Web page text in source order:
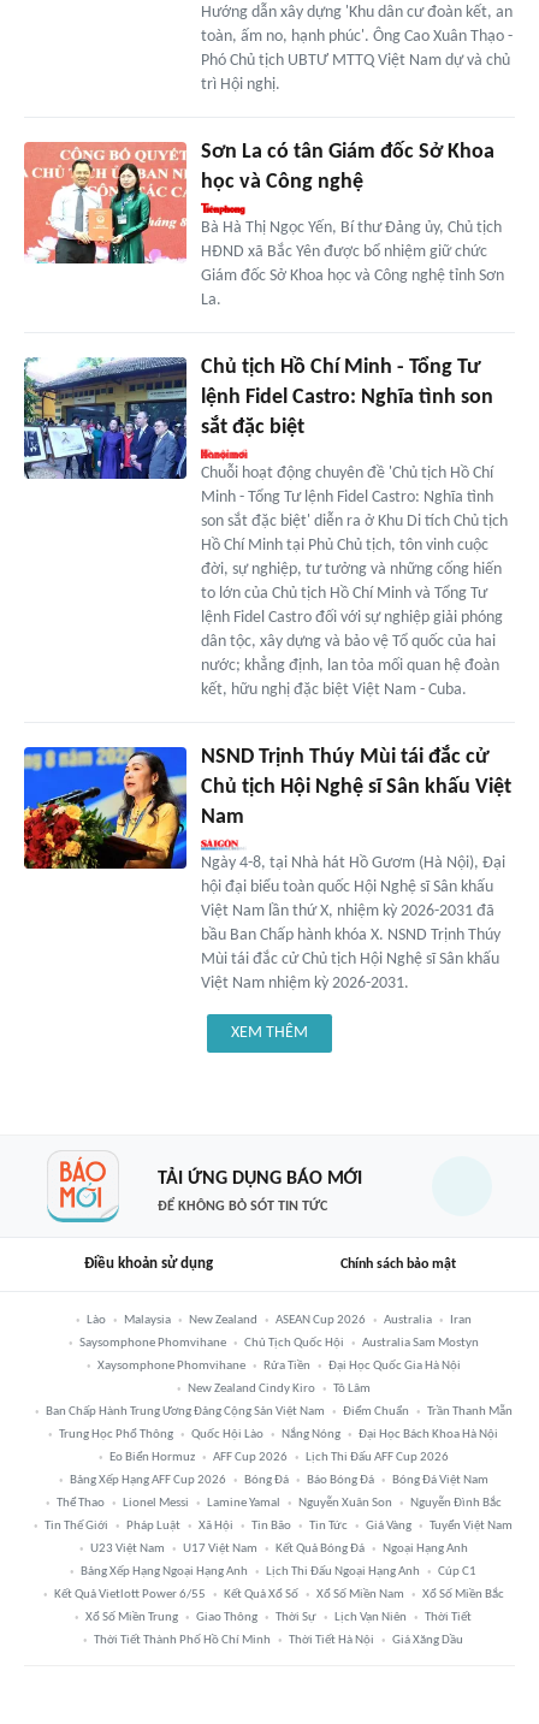
Hướng dẫn xây dựng 'Khu dân cư đoàn kết, an
toàn, ấm no, hạnh phúc'. Ông Cao Xuân Thạo -
Phó Chủ tịch UBTƯ MTTQ Việt Nam dự và chủ
trì Hội nghị.
Sơn La có tân Giám đốc Sở Khoa
học và Công nghệ
Bà Hà Thị Ngọc Yến, Bí thư Đảng ủy, Chủ tịch
HĐND xã Bắc Yên được bổ nhiệm giữ chức
Giám đốc Sở Khoa học và Công nghệ tỉnh Sơn
La.
Chủ tịch Hồ Chí Minh - Tổng Tư
lệnh Fidel Castro: Nghĩa tình son
sắt đặc biệt
Chuỗi hoạt động chuyên đề 'Chủ tịch Hồ Chí
Minh - Tổng Tư lệnh Fidel Castro: Nghĩa tình
son sắt đặc biệt' diễn ra ở Khu Di tích Chủ tịch
Hồ Chí Minh tại Phủ Chủ tịch, tôn vinh cuộc
đời, sự nghiệp, tư tưởng và những cống hiến
to lớn của Chủ tịch Hồ Chí Minh và Tổng Tư
lệnh Fidel Castro đối với sự nghiệp giải phóng
dân tộc, xây dựng và bảo vệ Tổ quốc của hai
nước; khẳng định, lan tỏa mối quan hệ đoàn
kết, hữu nghị đặc biệt Việt Nam - Cuba.
NSND Trịnh Thúy Mùi tái đắc cử
Chủ tịch Hội Nghệ sĩ Sân khấu Việt
Nam
Ngày 4-8, tại Nhà hát Hồ Gươm (Hà Nội), Đại
hội đại biểu toàn quốc Hội Nghệ sĩ Sân khấu
Việt Nam lần thứ X, nhiệm kỳ 2026-2031 đã
bầu Ban Chấp hành khóa X. NSND Trịnh Thúy
Mùi tái đắc cử Chủ tịch Hội Nghệ sĩ Sân khấu
Việt Nam nhiệm kỳ 2026-2031.
XEM THÊM
TẢI ỨNG DỤNG BÁO MỚI
ĐỂ KHÔNG BỎ SÓT TIN TỨC
Điều khoản sử dụng Chính sách bảo mật
Lào Malaysia New Zealand ASEAN Cup 2026 Australia
Iran
Saysomphone Phomvihane
Chủ Tịch Quốc Hội
Australia Sam Mostyn
Xaysomphone Phomvihane
Rửa Tiền
Đại Học Quốc Gia Hà Nội
New Zealand Cindy Kiro
Tô Lâm
Ban Chấp Hành Trung Ương Đảng Cộng Sản Việt Nam
Điểm Chuẩn
Trần Thanh Mẫn
Trung Học Phổ Thông
Quốc Hội Lào Nắng Nóng
Đại Học Bách Khoa Hà Nội
Eo Biển Hormuz
AFF Cup 2026
Lịch Thi Đấu AFF Cup 2026
Bảng Xếp Hạng AFF Cup 2026
Bóng Đá Báo Bóng Đá
Bóng Đá Việt Nam
Thể Thao
Lionel Messi Lamine Yamal Nguyễn Xuân Son
Nguyễn Đình Bắc
Tin Thế Giới
Pháp Luật Xã Hội Tin Bão Tin Tức Giá Vàng
Tuyển Việt Nam
U23 Việt Nam
U17 Việt Nam Kết Quả Bóng Đá
Ngoại Hạng Anh
Bảng Xếp Hạng Ngoại Hạng Anh
Lịch Thi Đấu Ngoại Hạng Anh
Cúp C1
Kết Quả Vietlott Power 6/55
Kết Quả Xổ Số Xổ Số Miền Nam
Xổ Số Miền Bắc
Xổ Số Miền Trung
Giao Thông Thời Sự Lịch Vạn Niên
Thời Tiết
Thời Tiết Thành Phố Hồ Chí Minh
Thời Tiết Hà Nội Giá Xăng Dầu